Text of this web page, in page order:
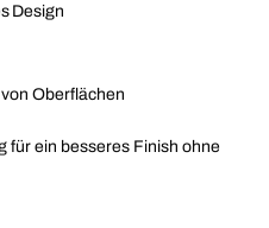
Design
Oberflächen
für ein besseres Finish ohne